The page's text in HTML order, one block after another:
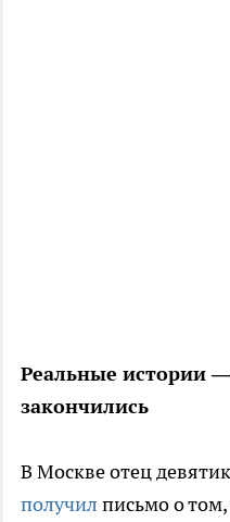
Реальные истории
закончились
В Москве отец
получил письмо о